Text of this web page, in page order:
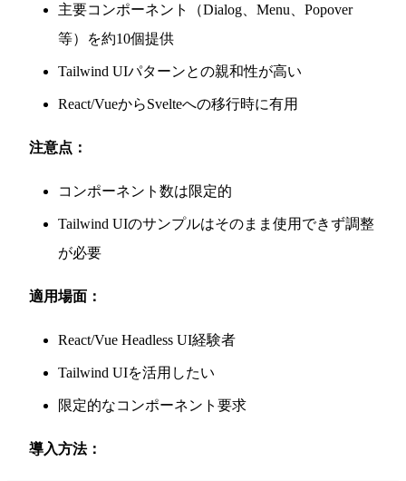
主要コンポーネント（Dialog、Menu、Popover
等）を約10個提供
Tailwind UIパターンとの親和性が高い
React/VueからSvelteへの移行時に有用
注意点：
コンポーネント数は限定的
Tailwind UIのサンプルはそのまま使用できず調整
が必要
適用場面：
React/Vue Headless UI経験者
Tailwind UIを活用したい
限定的なコンポーネント要求
導入方法：